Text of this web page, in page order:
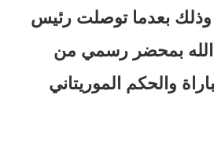
بعدما توصلت رئيس
بمحضر رسمي من
والحكم الموريتاني